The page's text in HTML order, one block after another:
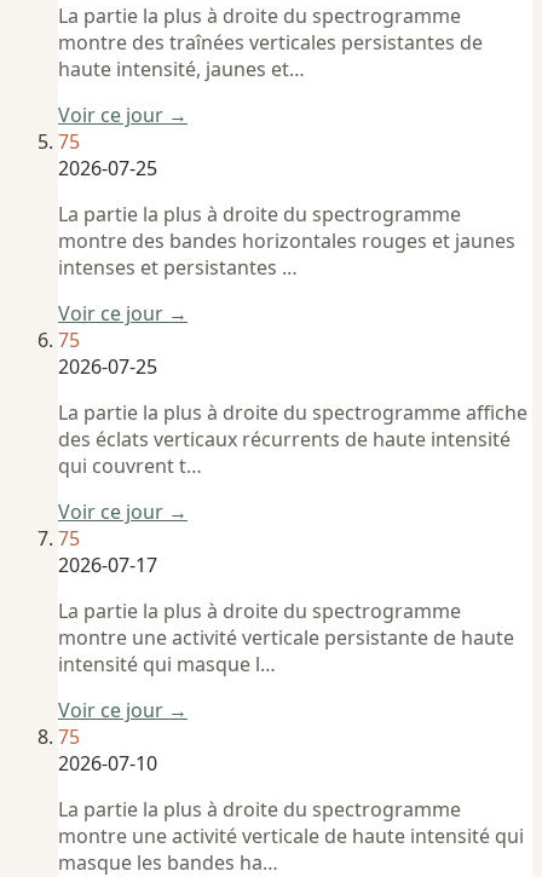
La partie la plus à droite du spectrogramme
montre des traînées verticales persistantes de
haute intensité, jaunes et…
Voir ce jour →
75
2026-07-25
La partie la plus à droite du spectrogramme
montre des bandes horizontales rouges et jaunes
intenses et persistantes …
Voir ce jour →
75
2026-07-25
La partie la plus à droite du spectrogramme affiche
des éclats verticaux récurrents de haute intensité
qui couvrent t…
Voir ce jour →
75
2026-07-17
La partie la plus à droite du spectrogramme
montre une activité verticale persistante de haute
intensité qui masque l…
Voir ce jour →
75
2026-07-10
La partie la plus à droite du spectrogramme
montre une activité verticale de haute intensité qui
masque les bandes ha…